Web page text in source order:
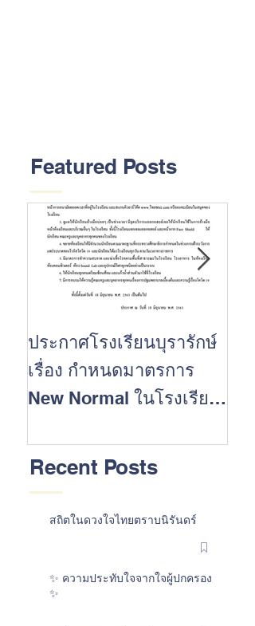
Featured Posts
ประกาศโรงเรียนบุรารักษ์
เรื่อง กำหนดมาตรการ
New Normal ในโรงเรียน
2563
Recent Posts
สถิตในดวงใจไทยตราบนิรันดร์
✨ ความประทับใจจากใจผู้ปกครอง
✨